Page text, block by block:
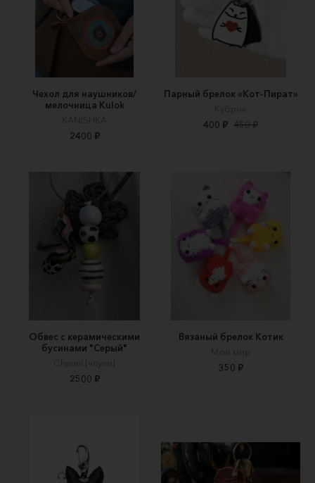
Чехол для наушников/
мелочница Kulok
KANISHKA
2400 ₽
Парный брелок «Кот-Пират»
Кубрик
400 ₽ 450 ₽
Обвес с керамическими
бусинами "Серый"
Chpuni [чпуни]
2500 ₽
Вязаный брелок Котик
Мой мир
350 ₽